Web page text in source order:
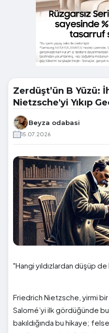
Zerdüşt’ün B Yüzü:
Nietzsche'yi Yıkıp
Beyza odabasi
15.07.2026
"Hangi yıldızlardan düşüp
Friedrich Nietzsche, yirmi
Salomé’yi ilk gördüğünde
bakıldığında bu hikaye;